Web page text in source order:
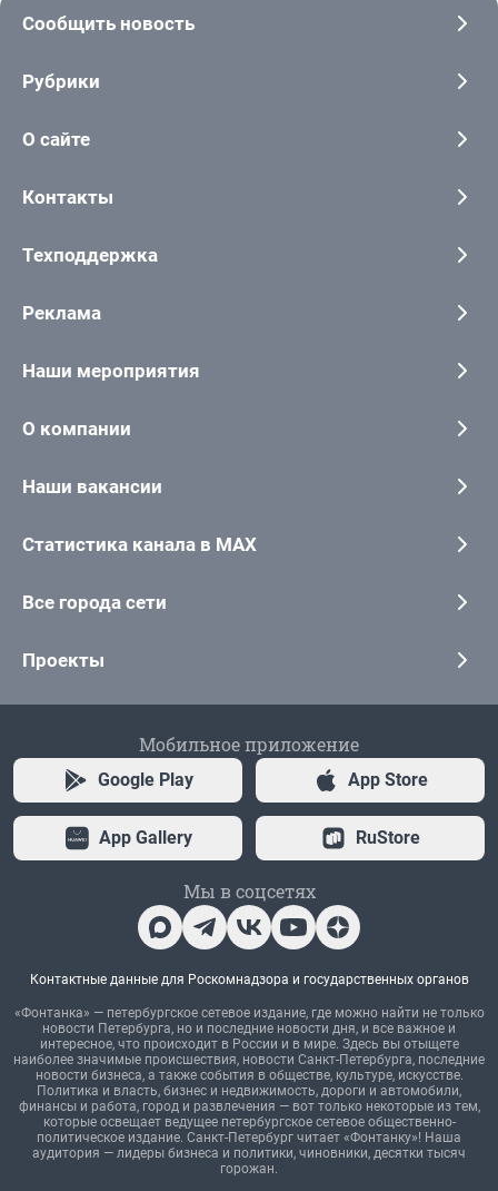
Сообщить новость
Рубрики
О сайте
Контакты
Техподдержка
Реклама
Наши мероприятия
О компании
Наши вакансии
Статистика канала в MAX
Все города сети
Проекты
Мобильное приложение
Google Play App Store
App Gallery RuStore
Мы в соцсетях
Контактные данные для Роскомнадзора и государственных органов
«Фонтанка» — петербургское сетевое издание, где можно найти не только
новости Петербурга, но и последние новости дня, и все важное и
интересное, что происходит в России и в мире. Здесь вы отыщете
наиболее значимые происшествия, новости Санкт-Петербурга, последние
новости бизнеса, а также события в обществе, культуре, искусстве.
Политика и власть, бизнес и недвижимость, дороги и автомобили,
финансы и работа, город и развлечения — вот только некоторые из тем,
которые освещает ведущее петербургское сетевое общественно-
политическое издание. Санкт-Петербург читает «Фонтанку»! Наша
аудитория — лидеры бизнеса и политики, чиновники, десятки тысяч
горожан.